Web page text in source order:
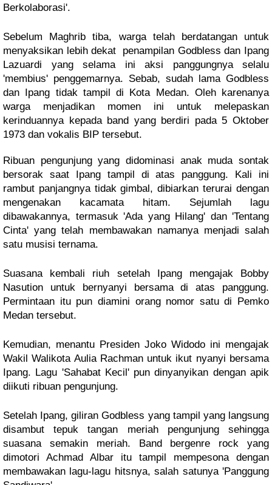
Berkolaborasi'.
Sebelum Maghrib tiba, warga telah berdatangan untuk
menyaksikan lebih dekat penampilan Godbless dan Ipang
Lazuardi yang selama ini aksi panggungnya selalu
'membius' penggemarnya. Sebab, sudah lama Godbless
dan Ipang tidak tampil di Kota Medan. Oleh karenanya
warga menjadikan momen ini untuk melepaskan
kerinduannya kepada band yang berdiri pada 5 Oktober
1973 dan vokalis BIP tersebut.
Ribuan pengunjung yang didominasi anak muda sontak
bersorak saat Ipang tampil di atas panggung. Kali ini
rambut panjangnya tidak gimbal, dibiarkan terurai dengan
mengenakan kacamata hitam. Sejumlah lagu
dibawakannya, termasuk 'Ada yang Hilang' dan 'Tentang
Cinta' yang telah membawakan namanya menjadi salah
satu musisi ternama.
Suasana kembali riuh setelah Ipang mengajak Bobby
Nasution untuk bernyanyi bersama di atas panggung.
Permintaan itu pun diamini orang nomor satu di Pemko
Medan tersebut.
Kemudian, menantu Presiden Joko Widodo ini mengajak
Wakil Walikota Aulia Rachman untuk ikut nyanyi bersama
Ipang. Lagu 'Sahabat Kecil' pun dinyanyikan dengan apik
diikuti ribuan pengunjung.
Setelah Ipang, giliran Godbless yang tampil yang langsung
disambut tepuk tangan meriah pengunjung sehingga
suasana semakin meriah. Band bergenre rock yang
dimotori Achmad Albar itu tampil mempesona dengan
membawakan lagu-lagu hitsnya, salah satunya 'Panggung